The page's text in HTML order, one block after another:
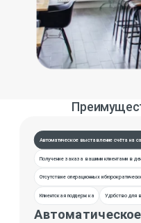
Автоматическое выставление счёта на
Получение заказа вашими клиентами в
Отсутствие операционных и
Клиентская поддержка Удобство для